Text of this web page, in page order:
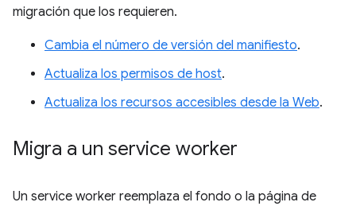
migración que los requieren.
Cambia el número de versión del manifiesto.
Actualiza los permisos de host.
Actualiza los recursos accesibles desde la Web.
Migra a un service worker
Un service worker reemplaza el fondo o la página de